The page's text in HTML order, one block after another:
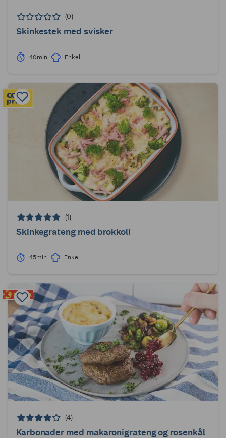
(0)
Skinkestek med svisker
40min Enkel
(1)
Skinkegrateng med brokkoli
45min Enkel
(4)
Karbonader med makaronigrateng og rosenkål